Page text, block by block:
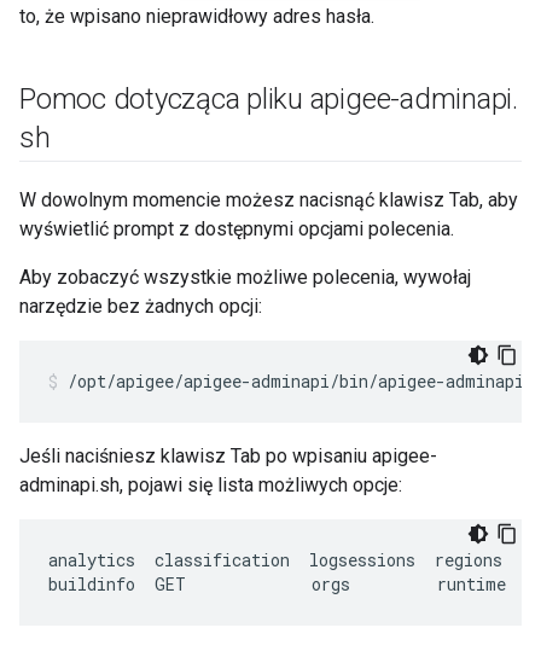
to, że wpisano nieprawidłowy adres hasła.
Pomoc dotycząca pliku apigee-adminapi.
sh
W dowolnym momencie możesz nacisnąć klawisz Tab, aby
wyświetlić prompt z dostępnymi opcjami polecenia.
Aby zobaczyć wszystkie możliwe polecenia, wywołaj
narzędzie bez żadnych opcji:
/opt/apigee/apigee-adminapi/bin/apigee-
Jeśli naciśniesz klawisz Tab po wpisaniu apigee-
adminapi.sh, pojawi się lista możliwych opcje:
analytics classification logsessions regions
buildinfo
GET orgs runtime